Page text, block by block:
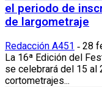
el periodo de
de largometraje
Redacción A451 - 28
La 16ª Edición del
se celebrará del 15 al
cortometrajes...